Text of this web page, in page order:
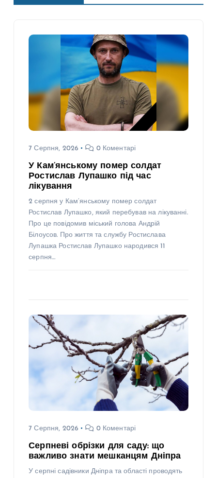
7 Серпня, 2026 0 Коментарі
У Кам’янському помер солдат
Ростислав Лупашко під час
лікування
2 серпня у Кам’янському помер солдат
Ростислав Лупашко, який перебував на лікуванні.
Про це повідомив міський голова Андрій
Білоусов. Про життя та службу Ростислава
Лупашка Ростислав Лупашко народився 11
серпня…
7 Серпня, 2026 0 Коментарі
Серпневі обрізки для саду: що
важливо знати мешканцям Дніпра
У серпні садівники Дніпра та області проводять